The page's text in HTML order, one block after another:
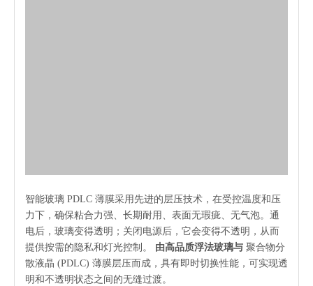
智能玻璃 PDLC 薄膜采用先进的层压技术，在受控温度和压
力下，确保粘合力强、长期耐用、表面无瑕疵、无气泡。通
电后，玻璃变得透明；关闭电源后，它会变得不透明，从而
提供按需的隐私和灯光控制。 由高品质浮法玻璃与 聚合物分
散液晶 (PDLC) 薄膜层压而成，具有即时切换性能，可实现透
明和不透明状态之间的无缝过渡。